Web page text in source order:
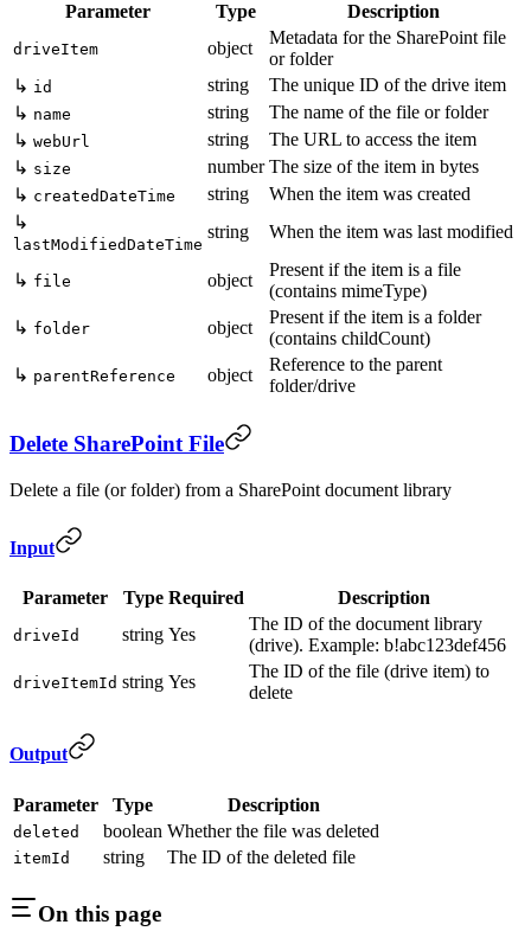
Parameter Type Description
driveItem object
Metadata for the SharePoint file
or folder
↳ id string
The unique ID of the drive item
↳ name string
The name of the file or folder
↳ webUrl string
The URL to access the item
↳ size number The size of the item in bytes
↳ createdDateTime string
When the item was created
↳
lastModifiedDateTime
string When the item was last modified
↳ file object
Present if the item is a file
(contains mimeType)
↳ folder object
Present if the item is a folder
(contains childCount)
↳ parentReference object
Reference to the parent
folder/drive
Delete SharePoint File
Delete a file (or folder) from a SharePoint document library
Input
Parameter Type Required Description
driveId string Yes
The ID of the document library
(drive). Example: b!abc123def456
driveItemId string Yes
The ID of the file (drive item) to
delete
Output
Parameter Type Description
deleted boolean Whether the file was deleted
itemId string The ID of the deleted file
On this page